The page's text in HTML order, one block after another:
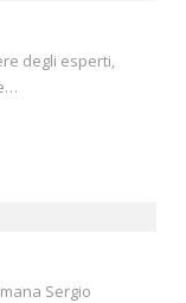
degli esperti,
Sergio